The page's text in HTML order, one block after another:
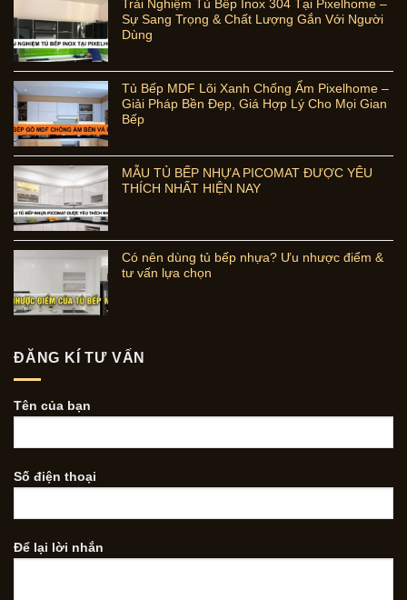
Trải Nghiệm Tủ Bếp Inox 304 Tại Pixelhome –
Sự Sang Trọng & Chất Lượng Gắn Với Người
Dùng
Tủ Bếp MDF Lõi Xanh Chống Ẩm Pixelhome –
Giải Pháp Bền Đẹp, Giá Hợp Lý Cho Mọi Gian
Bếp
MẪU TỦ BẾP NHỰA PICOMAT ĐƯỢC YÊU
THÍCH NHẤT HIỆN NAY
Có nên dùng tủ bếp nhựa? Ưu nhược điểm &
tư vấn lựa chọn
ĐĂNG KÍ TƯ VẤN
Tên của bạn
Số điện thoại
Để lại lời nhắn